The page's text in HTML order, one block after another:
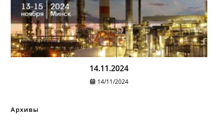
14.11.2024
14/11/2024
Архивы